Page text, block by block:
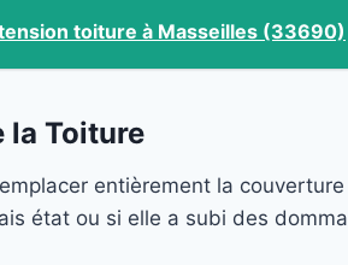
toiture à Masseilles (33690)
la Toiture
entièrement la
état ou si elle a subi des